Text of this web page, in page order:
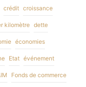
crédit croissance
kilomètre dette
économies
Etat événement
Fonds de commerce